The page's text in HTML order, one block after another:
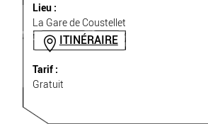
Lieu :
La Gare de Coustellet
ITINÉRAIRE
Tarif :
Gratuit